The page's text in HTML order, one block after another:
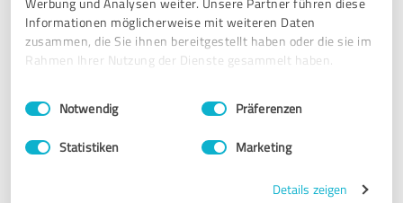
Informationen möglicherweise mit weiteren Daten
zusammen, die Sie ihnen bereitgestellt haben oder die sie im
Rahmen Ihrer Nutzung der Dienste gesammelt haben.
Impressum Datenschutzbestimmungen
Einwilligungsauswahl
Notwendig Präferenzen
Statistiken Marketing
Details zeigen
SEHR GUT Empfehlung
Frau Wolff hat sich sehr viel Zeit für die Besichtigung
sehr gute und freundliche Atmosphäre geschaffen. Sie war
ab dem ersten Kontakt sehr kompetent, hilfsbereit und mit
dem Anwesen vertraut.